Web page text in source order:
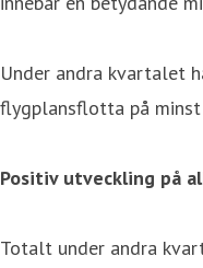
Under andra kvartalet
flygplansflotta på
Positiv utveckling på
Totalt under andra